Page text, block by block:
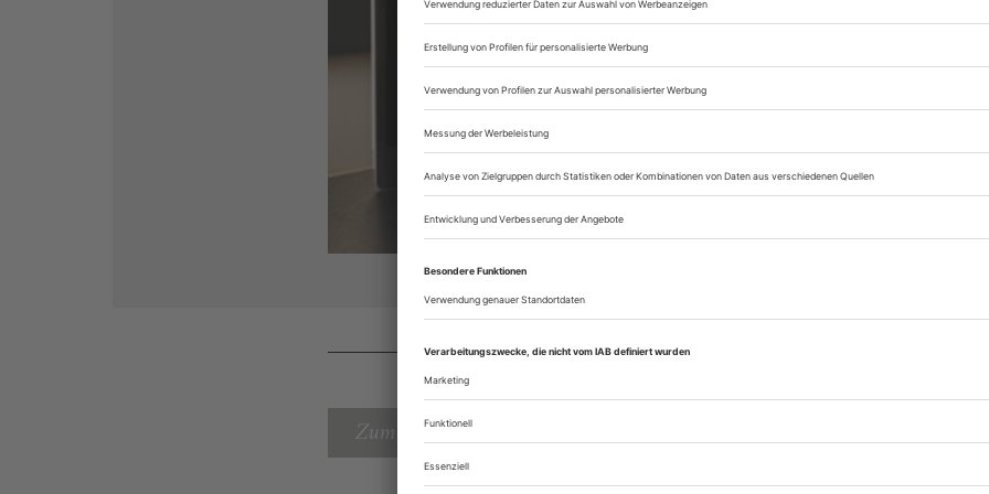
Zugang zum
Opernwelt
Sie können alle Vorteile
sofort nutzen
Digital-Abo testen
Zum Inhaltsverzeichnis